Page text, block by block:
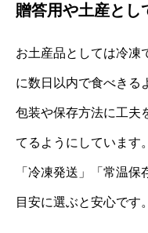
贈答用や土産とし
お土産品としては冷凍
に数日以内で食べきる
包装や保存方法に工夫
てるようにしています
「冷凍発送」「常温
目安に選ぶと安心です。